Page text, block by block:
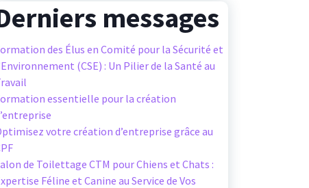
messages
des Élus en Comité pour la Sécurité et
(CSE) : Un Pilier de la Santé au
essentielle pour la création
votre création d’entreprise grâce au
de Toilettage CTM pour Chiens et Chats :
Féline et Canine au Service de Vos